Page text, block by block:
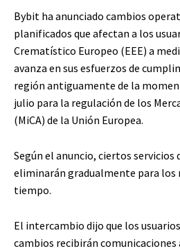
Bybit ha anunciado cambios
planificados que afectan a los
Crematístico Europeo (EEE) a
avanza en sus esfuerzos de
región antiguamente de la
julio para la regulación de los
(MiCA) de la Unión Europea.
Según el anuncio, ciertos
eliminarán gradualmente para los
tiempo.
El intercambio dijo que los
cambios recibirán comunicaciones